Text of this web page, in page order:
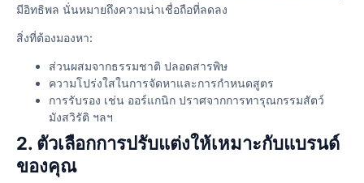
มีอิทธิพล นั่นหมายถึงความน่าเชื่อถือที่ลดลง
สิ่งที่ต้องมองหา:
ส่วนผสมจากธรรมชาติ ปลอดสารพิษ
ความโปร่งใสในการจัดหาและการกำหนดสูตร
การรับรอง เช่น ออร์แกนิก ปราศจากการทารุณกรรมสัตว์
มังสวิรัติ ฯลฯ
2. ตัวเลือกการปรับแต่งให้เหมาะกับแบรนด์
ของคุณ